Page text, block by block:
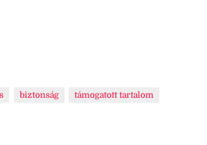
biztonság támogatott tartalom